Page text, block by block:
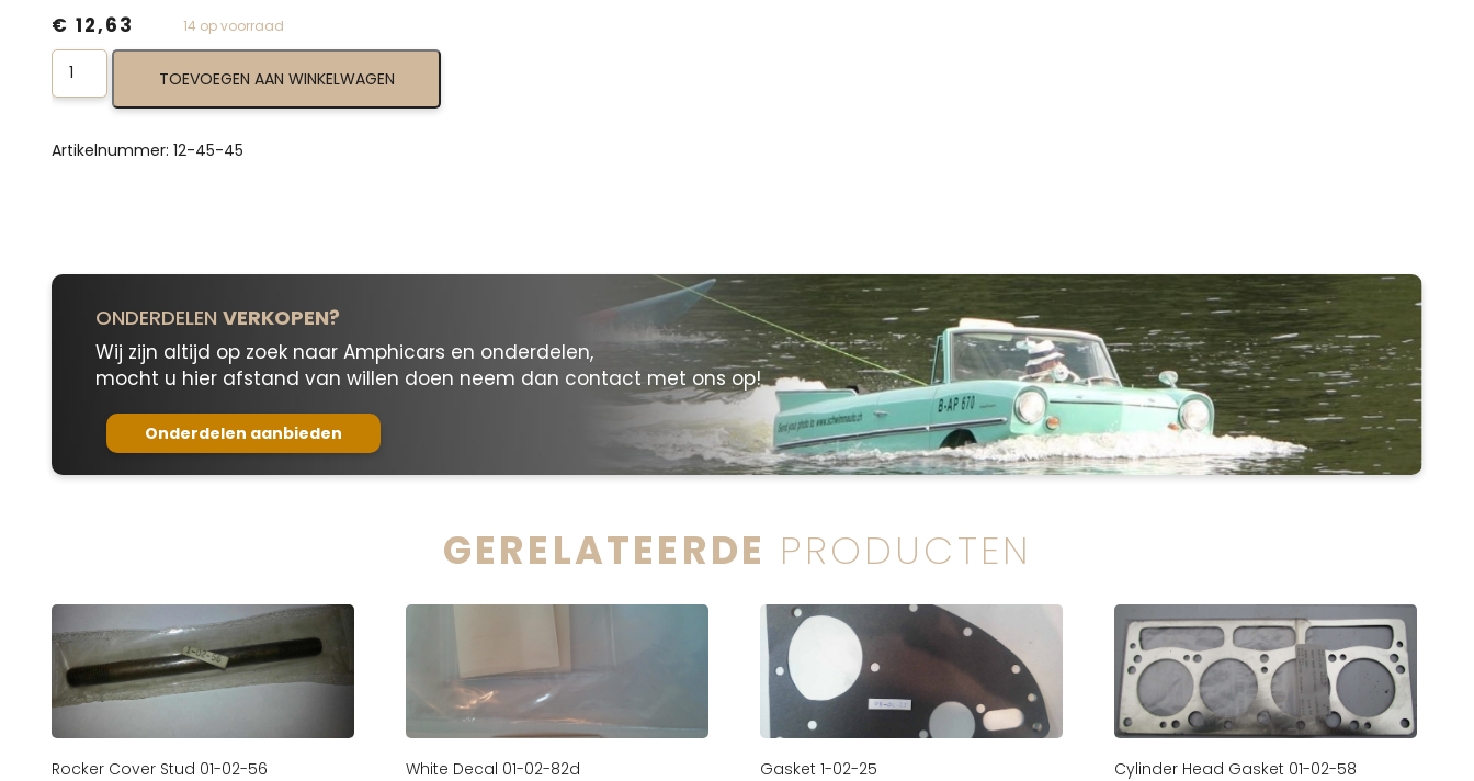
14 op voorraad
€ 12,63
Top
Bow
Strap
45-
TOEVOEGEN AAN WINKELWAGEN
Artikelnummer: 12-45-45
ONDERDELEN VERKOPEN?
Wij zijn altijd op zoek naar Amphicars en onderdelen,
mocht u hier afstand van willen doen neem dan contact met ons op!
Onderdelen aanbieden
GERELATEERDE PRODUCTEN
Rocker Cover Stud 01-02-56 White Decal 01-02-82d Gasket 1-02-25 Cylinder Head Gasket 01-02-58